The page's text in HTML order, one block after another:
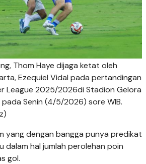
Thom Haye dijaga ketat oleh
Ezequiel Vidal pada pertandingan
League 2025/2026di Stadion Gelora
Senin (4/5/2026) sore WIB.
yang dengan bangga punya predikat
dalam hal jumlah perolehan poin
gol.